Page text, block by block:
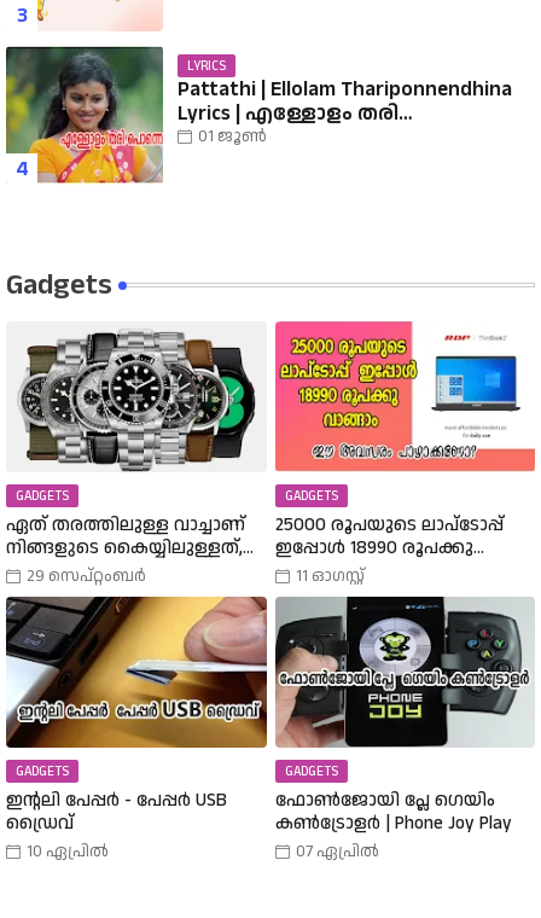
LYRICS
Pattathi | Ellolam Thariponnendhina
Lyrics | എള്ളോളം തരി
പൊന്നെന്തിനാ...... വരികൾ
01 ജൂൺ
Gadgets
GADGETS
ഏത് തരത്തിലുള്ള വാച്ചാണ്
നിങ്ങളുടെ കൈയ്യിലുള്ളത്,
അത് എങ്ങനെ
തിരഞ്ഞെടുത്തു? വിവിധ
തരത്തിലുള്ള വാച്ചുകൾ
പരിചയപ്പെടാം.
29 സെപ്റ്റംബർ
GADGETS
25000 രൂപയുടെ ലാപ്ടോപ്പ്
ഇപ്പോൾ 18990 രൂപക്കു
വാങ്ങാം | Amazon Freedom Sale
Buy A 25000 Laptop In 18,900
Rupees |
11 ഓഗസ്റ്റ്
GADGETS
ഇന്റലി പേപ്പർ - പേപ്പർ USB
ഡ്രൈവ്
10 ഏപ്രിൽ
GADGETS
ഫോൺജോയി പ്ലേ ഗെയിം
കൺട്രോളർ | Phone Joy Play
07 ഏപ്രിൽ